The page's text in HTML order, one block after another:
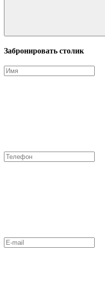
Забронировать столик